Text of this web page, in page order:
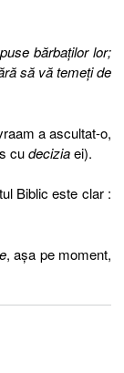
bărbaţilor lor;
să vă temeţi de
a ascultat-o,
cudeciziaei).
Biblic este clar :
, aşa pe moment,